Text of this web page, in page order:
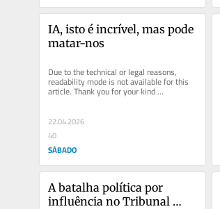
IA, isto é incrível, mas pode
matar-nos
Due to the technical or legal reasons,
readability mode is not available for this
article. Thank you for your kind
understanding.
22.04.2026
40
SÁBADO
A batalha política por
influência no Tribunal